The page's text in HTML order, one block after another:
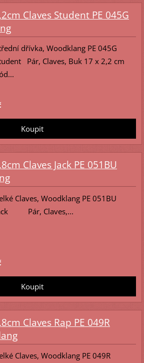
Claves Student PE 045G
dřívka, Woodklang PE 045G
Pár, Claves, Buk 17 x 2,2 cm
Claves Jack PE 051BU
Claves, Woodklang PE 051BU
Pár, Claves,...
Claves Rap PE 049R
Claves, Woodklang PE 049R